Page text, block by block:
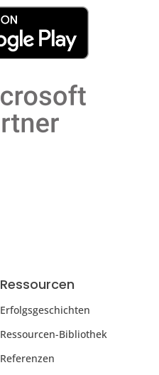
Ressourcen
Erfolgsgeschichten
Ressourcen-Bibliothek
Referenzen